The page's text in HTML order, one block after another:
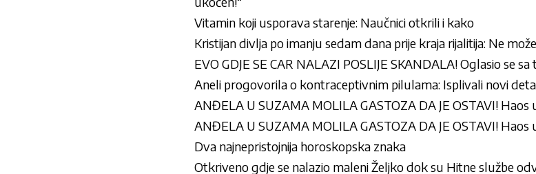
Vitamin koji usporava starenje: Naučnici otkrili i kako
Kristijan divlja po imanju sedam dana prije kraja rijalitija: Ne
EVO GDJE SE CAR NALAZI POSLIJE SKANDALA! Oglasio se
Aneli progovorila o kontraceptivnim pilulama: Isplivali novi
ANĐELA U SUZAMA MOLILA GASTOZA DA JE OSTAVI!
ANĐELA U SUZAMA MOLILA GASTOZA DA JE OSTAVI!
Dva najnepristojnija horoskopska znaka
Otkriveno gdje se nalazio maleni Željko dok su Hitne službe